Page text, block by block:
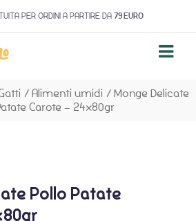
PER ORDINI A PARTIRE DA 79 EURO
/ Alimenti umidi / Monge Delicate
Carote – 24x80gr
Pollo Patate